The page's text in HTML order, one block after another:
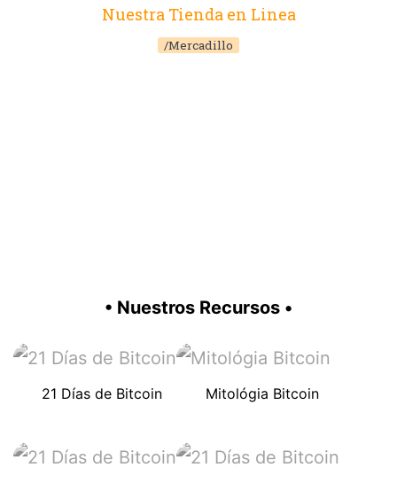
Nuestra Tienda en Linea
/Mercadillo
• Nuestros Recursos •
21 Días de Bitcoin Mitológia Bitcoin